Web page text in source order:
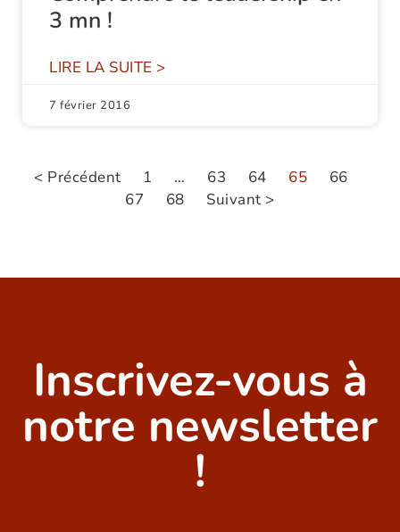
3 mn !
LIRE LA SUITE >
7 février 2016
< Précédent 1 … 63 64 65
66
67
68 Suivant >
Inscrivez-vous à
notre newsletter
!